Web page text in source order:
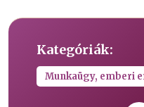
Kategóriák:
Munkaügy, emberi